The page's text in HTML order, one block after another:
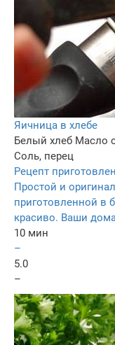
Яичница в хлебе
Белый хлеб Масло
Соль, перец
Рецепт
Простой и
приготовленной в
красиво. Ваши
10 мин
–
5.0
–